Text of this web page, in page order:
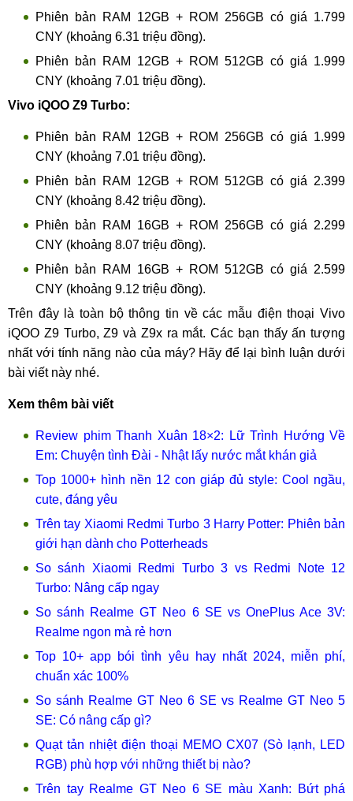
Phiên bản RAM 12GB + ROM 256GB có giá 1.799
CNY (khoảng 6.31 triệu đồng).
Phiên bản RAM 12GB + ROM 512GB có giá 1.999
CNY (khoảng 7.01 triệu đồng).
Vivo iQOO Z9 Turbo:
Phiên bản RAM 12GB + ROM 256GB có giá 1.999
CNY (khoảng 7.01 triệu đồng).
Phiên bản RAM 12GB + ROM 512GB có giá 2.399
CNY (khoảng 8.42 triệu đồng).
Phiên bản RAM 16GB + ROM 256GB có giá 2.299
CNY (khoảng 8.07 triệu đồng).
Phiên bản RAM 16GB + ROM 512GB có giá 2.599
CNY (khoảng 9.12 triệu đồng).
Trên đây là toàn bộ thông tin về các mẫu điện thoại Vivo
iQOO Z9 Turbo, Z9 và Z9x ra mắt. Các bạn thấy ấn tượng
nhất với tính năng nào của máy? Hãy để lại bình luận dưới
bài viết này nhé.
Xem thêm bài viết
Review phim Thanh Xuân 18×2: Lữ Trình Hướng Về
Em: Chuyện tình Đài - Nhật lấy nước mắt khán giả
Top 1000+ hình nền 12 con giáp đủ style: Cool ngầu,
cute, đáng yêu
Trên tay Xiaomi Redmi Turbo 3 Harry Potter: Phiên bản
giới hạn dành cho Potterheads
So sánh Xiaomi Redmi Turbo 3 vs Redmi Note 12
Turbo: Nâng cấp ngay
So sánh Realme GT Neo 6 SE vs OnePlus Ace 3V:
Realme ngon mà rẻ hơn
Top 10+ app bói tình yêu hay nhất 2024, miễn phí,
chuẩn xác 100%
So sánh Realme GT Neo 6 SE vs Realme GT Neo 5
SE: Có nâng cấp gì?
Quạt tản nhiệt điện thoại MEMO CX07 (Sò lạnh, LED
RGB) phù hợp với những thiết bị nào?
Trên tay Realme GT Neo 6 SE màu Xanh: Bứt phá